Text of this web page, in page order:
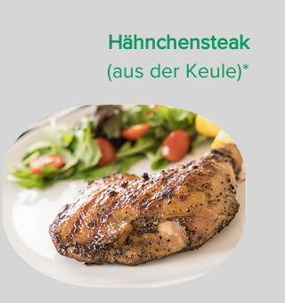
Hähnchensteak
(aus der Keule)*